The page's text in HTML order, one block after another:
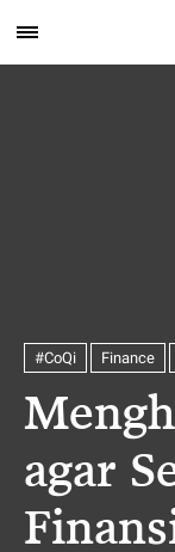
#CoQi Finance
agar